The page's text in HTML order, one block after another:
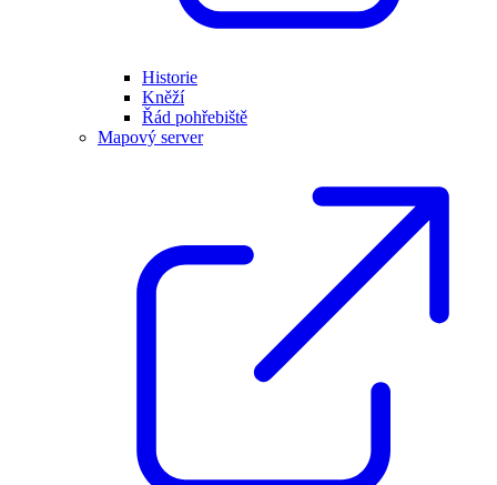
Historie
Kněží
Řád pohřebiště
Mapový server